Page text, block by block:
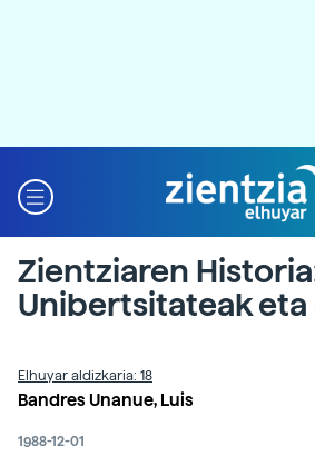
Zientziaren
Unibertsitateak eta
Elhuyar aldizkaria: 18
Bandres Unanue, Luis
1988-12-01